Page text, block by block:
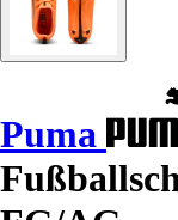
Puma